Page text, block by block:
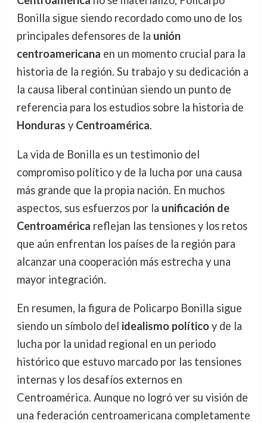
Bonilla sigue siendo recordado como uno de los
principales defensores de la unión
centroamericana en un momento crucial para la
historia de la región. Su trabajo y su dedicación a
la causa liberal continúan siendo un punto de
referencia para los estudios sobre la historia de
Honduras y Centroamérica.
La vida de Bonilla es un testimonio del
compromiso político y de la lucha por una causa
más grande que la propia nación. En muchos
aspectos, sus esfuerzos por la unificación de
Centroamérica reflejan las tensiones y los retos
que aún enfrentan los países de la región para
alcanzar una cooperación más estrecha y una
mayor integración.
En resumen, la figura de Policarpo Bonilla sigue
siendo un símbolo del idealismo políticoy de la
lucha por la unidad regional en un periodo
histórico que estuvo marcado por las tensiones
internas y los desafíos externos en
Centroamérica. Aunque no logró ver su visión de
una federación centroamericana completamente